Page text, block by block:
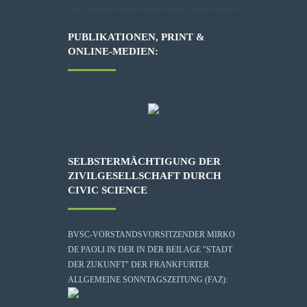
PUBLIKATIONEN, PRINT &
ONLINE-MEDIEN:
SELBSTERMÄCHTIGUNG DER
ZIVILGESELLSCHAFT DURCH
CIVIC SCIENCE
BVSC-VORSTANDSVORSITZENDER MIRKO
DE PAOLI IN DER IN DER BEILAGE "STADT
DER ZUKUNFT" DER FRANKFURTER
ALLGEMEINE SONNTAGSZEITUNG (FAZ):